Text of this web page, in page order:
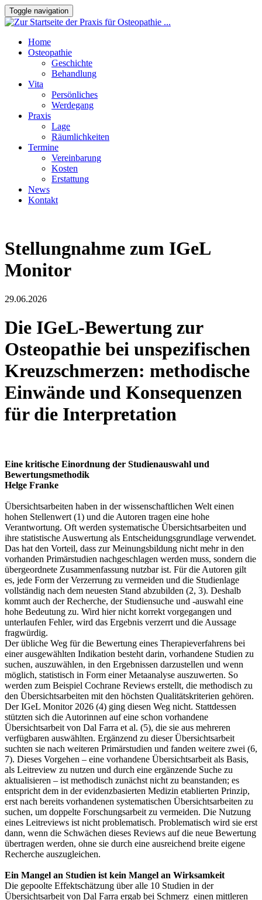
Toggle navigation
Home
Osteopathie
Geschichte
Behandlung
Vita
Persönliches
Werdegang
Praxis
Lage
Räumlichkeiten
Termine
Vereinbarung
Kosten
Erstattung
News
Kontakt
Stellungnahme zum IGeL
Monitor
29.06.2026
Die IGeL-Bewertung zur
Osteopathie bei unspezifischen
Kreuzschmerzen: methodische
Einwände und Konsequenzen
für die Interpretation
Eine kritische Einordnung der Studienauswahl und
Bewertungsmethodik
Helge Franke
Übersichtsarbeiten haben in der wissenschaftlichen Welt einen
hohen Stellenwert (1) und die Autoren tragen eine hohe
Verantwortung. Oft werden systematische Übersichtsarbeiten und
ihre statistische Auswertung als Entscheidungsgrundlage verwendet.
Das hat den Vorteil, dass zur Meinungsbildung nicht mehr in den
vorhanden Primärstudien nachgeschlagen werden muss, sondern die
übergeordnete Zusammenfassung nutzbar ist. Für die Autoren gilt
es, jede Form der Verzerrung zu vermeiden und die Studienlage
vollständig nach dem neuesten Stand abzubilden (2, 3). Deshalb
kommt auch der Recherche, der Studiensuche und -auswahl eine
hohe Bedeutung zu. Wird hier nicht korrekt vorgegangen und
unterlaufen Fehler, wird das Ergebnis verzerrt und die Aussage
fragwürdig.
Der übliche Weg für die Bewertung eines Therapieverfahrens bei
einer ausgewählten Indikation besteht darin, vorhandene Studien zu
suchen, auszuwählen, in den Ergebnissen darzustellen und wenn
möglich, statistisch in Form einer Metaanalyse auszuwerten. So
werden zum Beispiel Cochrane Reviews erstellt, die methodisch zu
den Übersichtsarbeiten mit den höchsten Qualitätskriterien gehören.
Der IGeL Monitor 2026 (4) ging diesen Weg nicht. Stattdessen
stützten sich die Autorinnen auf eine schon vorhandene
Übersichtsarbeit von Dal Farra et al. (5), die sie aus mehreren
verfügbaren auswählten. Ergänzend zu dieser Übersichtsarbeit
suchten sie nach weiteren Primärstudien und fanden weitere zwei (6,
7). Dieses Vorgehen – eine vorhandene Übersichtsarbeit als Basis,
als Leitreview zu nutzen und durch eine ergänzende Suche zu
aktualisieren – ist methodisch zunächst nicht zu beanstanden; es
entspricht dem in der evidenzbasierten Medizin etablierten Prinzip,
erst nach bereits vorhandenen systematischen Übersichtsarbeiten zu
suchen, um doppelte Forschungsarbeit zu vermeiden. Die Nutzung
eines Leitreviews ist nicht problematisch. Problematisch wird sie erst
dann, wenn die Schwächen dieses Reviews auf die neue Bewertung
übertragen werden, ohne sie durch eine ausreichend breite eigene
Recherche auszugleichen.
Ein Mangel an Studien ist kein Mangel an Wirksamkeit
Die gepoolte Effektschätzung über alle 10 Studien in der
Übersichtsarbeit von Dal Farra ergab bei Schmerz einen mittleren